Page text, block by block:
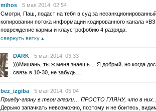
mihos
5 мая 2014, 02:54
Смотри, Паш, подаст на тебя в суд за
копировании потока информации кодированного канала
повреждение кармы и клаустрофобию 4 разряда.
свернуть ветку
DARK
5 мая 2014, 03:33
)))Мишань, ты ж меня знаешь… Я добрый, но когда
связь в 10-30, не забудь…
bez_izgiba
5 мая 2014, 05:04
Приеду-гляну в твои глазки… ПРОСТО ГЛЯНУ, что в
Дерьмо запачкать невозможно, поэтому и не боитесь,